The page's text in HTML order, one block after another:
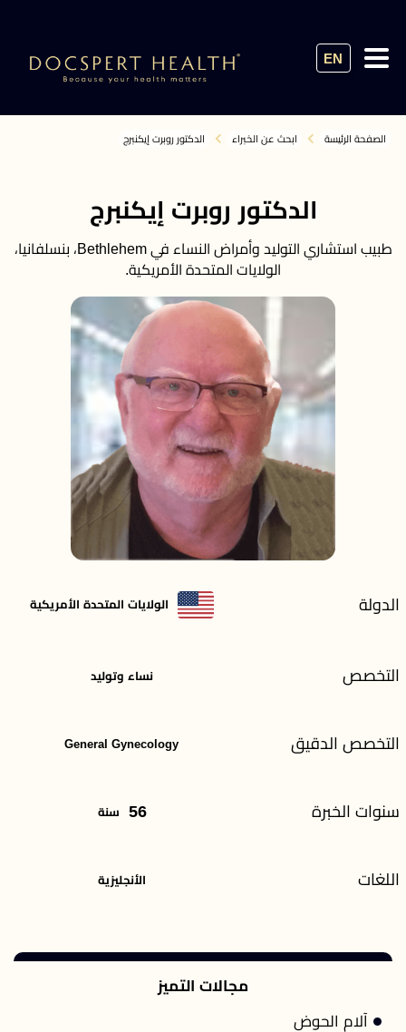
EN
الصفحة الرئيسة ابحث عن الخبراء الدكتور روبرت إيكنبرج
الدكتور روبرت إيكنبرج
طبيب استشاري التوليد وأمراض النساء في Bethlehem، بنسلفانيا،
الولايات المتحدة الأمريكية.
الدولة الولايات المتحدة الأمريكية
التخصص نساء وتوليد
التخصص الدقيق General Gynecology
سنوات الخبرة 56 سنة
اللغات الأنجليزية
مجالات التميز
آلام الحوض